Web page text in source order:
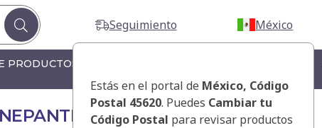
Seguimiento México
PRODUCTOS
Estás en el portal de México, Código
Postal 45620. Puedes Cambiar tu
Código Postal para revisar productos